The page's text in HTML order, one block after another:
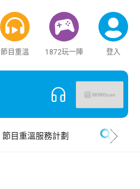
節目重溫 1872玩一陣 登入
節目重溫服務計劃